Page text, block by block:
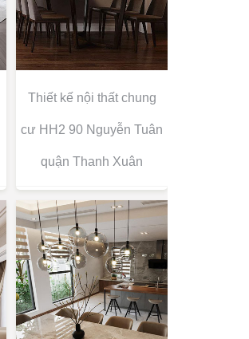
Thiết kế nội thất chung
cư HH2 90 Nguyễn Tuân
quận Thanh Xuân